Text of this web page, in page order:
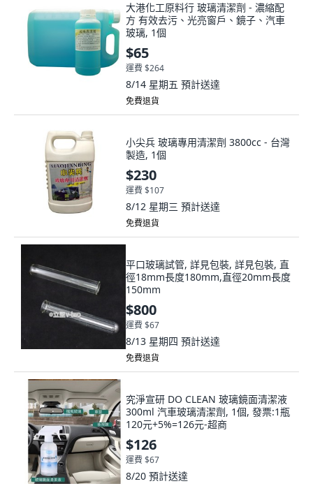
大港化工原料行 玻璃清潔劑 - 濃縮配
方 有效去污、光亮窗戶、鏡子、汽車
玻璃, 1個
$65
運費 $264
8/14 星期五 預計送達
免費退貨
小尖兵 玻璃專用清潔劑 3800cc - 台灣
製造, 1個
$230
運費 $107
8/12 星期三 預計送達
免費退貨
平口玻璃試管, 詳見包裝, 詳見包裝, 直
徑18mm長度180mm,直徑20mm長度
150mm
$800
運費 $67
8/13 星期四 預計送達
免費退貨
究淨宣研 DO CLEAN 玻璃鏡面清潔液
300ml 汽車玻璃清潔劑, 1個, 發票:1瓶
120元+5%=126元-超商
$126
運費 $67
8/20 預計送達